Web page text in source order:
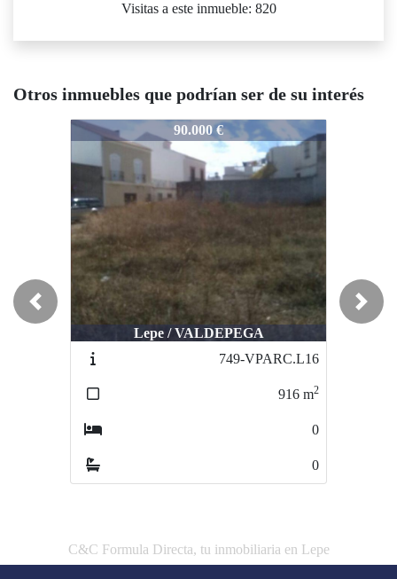
Visitas a este inmueble: 820
Otros inmuebles que podrían ser de su interés
791-VPARC.L290.000 €
Lepe / VALDEPEGA
749-VPARC.L16
m2
791-VPARC.L280.000 €
Lepe / Lepe
793-VPARC.L8
Previous Next
C&C Formula Directa, tu inmobiliaria en Lepe